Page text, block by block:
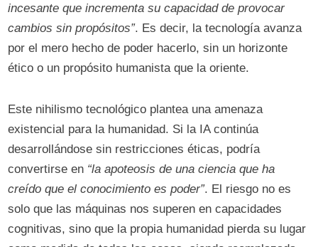
incesante que incrementa su capacidad de provocar
cambios sin propósitos”. Es decir, la tecnología avanza
por el mero hecho de poder hacerlo, sin un horizonte
ético o un propósito humanista que la oriente.
Este nihilismo tecnológico plantea una amenaza
existencial para la humanidad. Si la IA continúa
desarrollándose sin restricciones éticas, podría
convertirse en “la apoteosis de una ciencia que ha
creído que el conocimiento es poder”. El riesgo no es
solo que las máquinas nos superen en capacidades
cognitivas, sino que la propia humanidad pierda su lugar